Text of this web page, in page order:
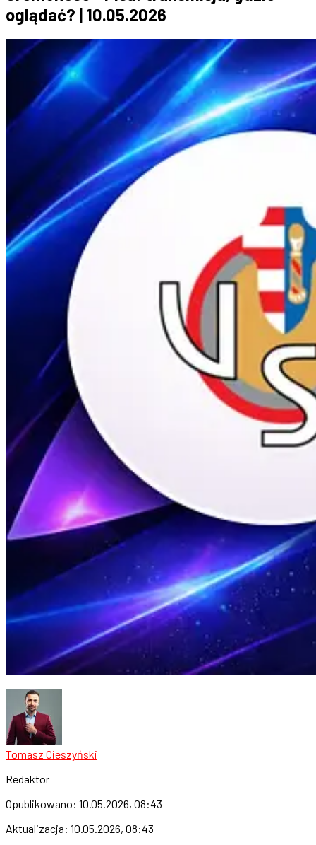
oglądać? | 10.05.2026
Tomasz Cieszyński
Redaktor
Opublikowano: 10.05.2026, 08:43
Aktualizacja: 10.05.2026, 08:43